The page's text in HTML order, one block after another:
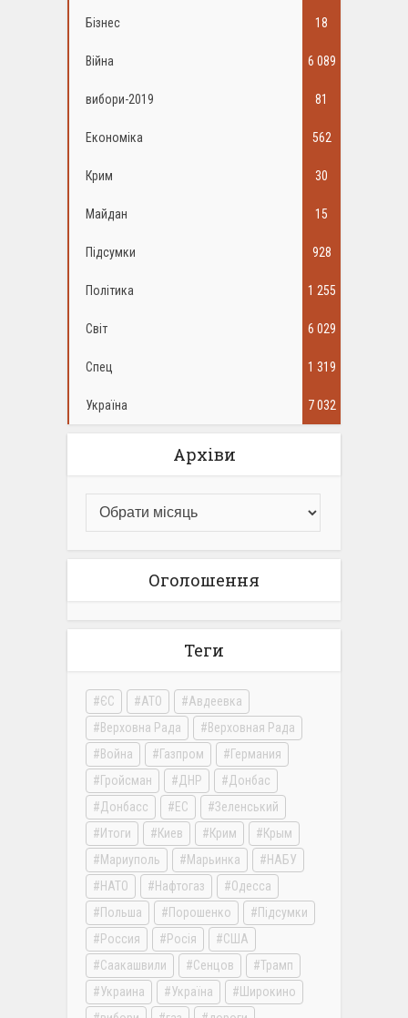
Бізнес 18
Війна 6 089
вибори-2019 81
Економіка 562
Крим 30
Майдан 15
Підсумки 928
Політика 1 255
Світ 6 029
Спец 1 319
Україна 7 032
Архіви
Оголошення
Теги
ЄС АТО
Авдеевка
Верховна Рада
Верховная Рада
Война
Газпром
Германия
Гройсман
ДНР
Донбас
Донбасс
ЕС
Зеленський
Итоги
Киев Крим
Крым
Мариуполь
Марьинка
НАБУ
НАТО
Нафтогаз
Одесса
Польша
Порошенко
Підсумки
Россия
Росія
США
Саакашвили
Сенцов
Трамп
Украина
Україна
Широкино